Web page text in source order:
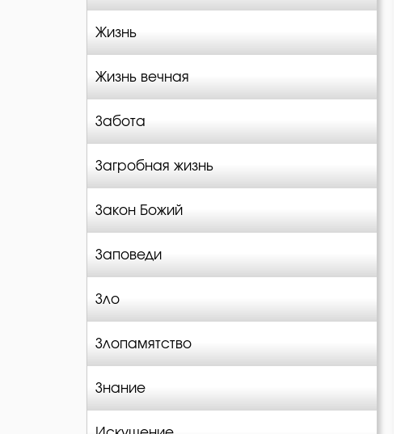
Жизнь
Жизнь вечная
Забота
Загробная жизнь
Закон Божий
Заповеди
Зло
Злопамятство
Знание